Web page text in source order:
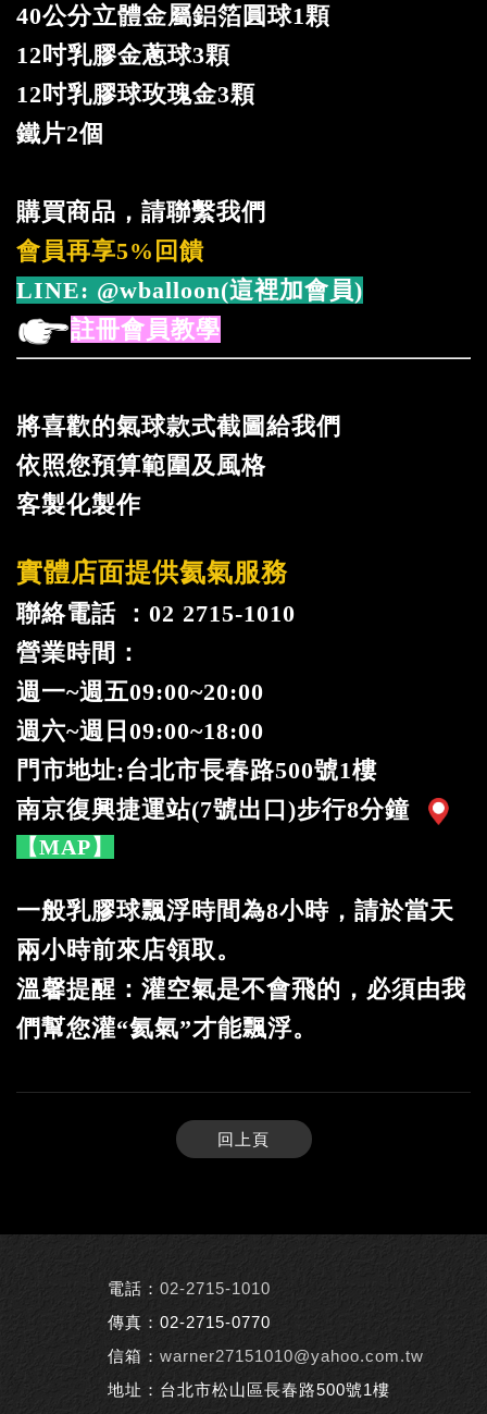
40公分立體金屬鋁箔圓球1顆
12吋乳膠金蔥球3顆
12吋乳膠球玫瑰金3顆
鐵片2個
購買商品，請聯繫我們
會員再享5%回饋
LINE: @wballoon(這裡加會員)
註冊會員教學
將喜歡的氣球款式截圖給我們
依照您預算範圍及風格
客製化製作
實體店面提供氦氣服務
聯絡電話 ：02 2715-1010
營業時間：
週一~週五09:00~20:00
週六~週日09:00~18:00
門市地址:台北市長春路500號1樓
南京復興捷運站(7號出口)步行8分鐘
【MAP】
一般乳膠球飄浮時間為8小時，請於當天
兩小時前來店領取。
溫馨提醒：灌空氣是不會飛的，必須由我
們幫您灌“氦氣”才能飄浮。
回上頁
電話： 02-2715-1010
傳真：02-2715-0770
信箱： warner27151010@yahoo.com.tw
地址：台北市松山區長春路500號1樓